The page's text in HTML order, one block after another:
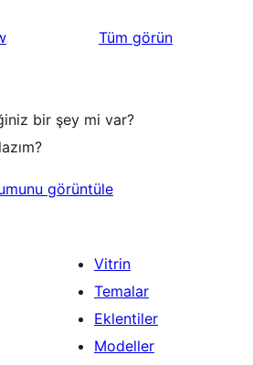
Tüm değerlendirmeleri
görün
bir şey mi var?
görüntüle
Vitrin
Temalar
Eklentiler
Modeller